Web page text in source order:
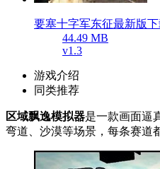
要塞十字军东征最新版下
44.49 MB
v1.3
游戏介绍
同类推荐
区域飘逸模拟器是一款画面逼
弯道、沙漠等场景，每条赛道